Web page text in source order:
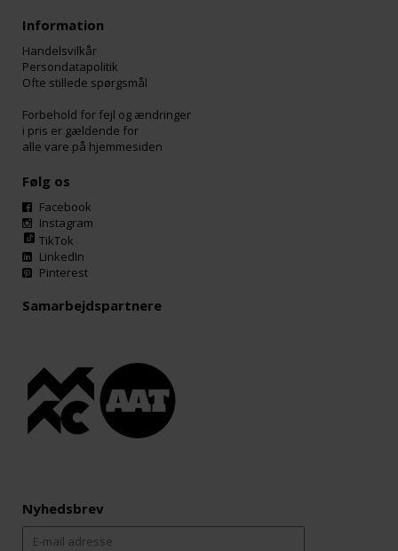
Information
Handelsvilkår
Persondatapolitik
Ofte stillede spørgsmål
Forbehold for fejl og ændringer
i pris er gældende for
alle vare på hjemmesiden
Følg os
Facebook
Instagram
TikTok
LinkedIn
Pinterest
Samarbejdspartnere
Nyhedsbrev